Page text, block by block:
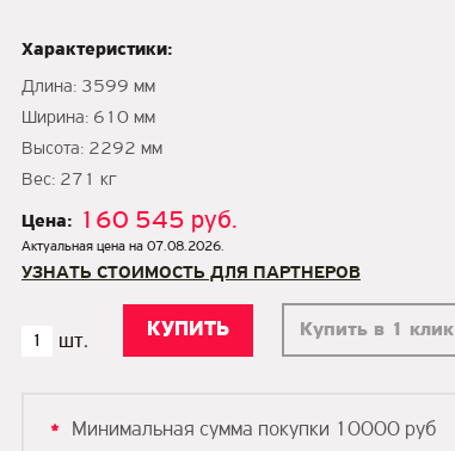
Характеристики:
Длина: 3599 мм
Ширина: 610 мм
Высота: 2292 мм
Вес: 271 кг
Цена: 160 545 руб.
Актуальная цена на 07.08.2026.
УЗНАТЬ СТОИМОСТЬ ДЛЯ ПАРТНЕРОВ
Купить в 1 клик
Минимальная сумма покупки 10000 руб